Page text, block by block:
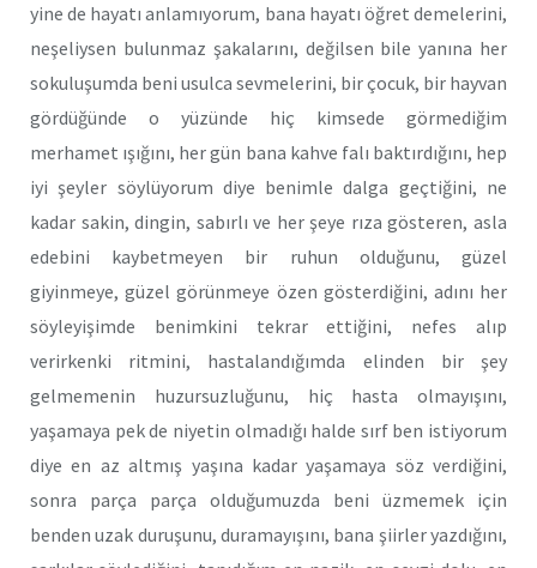
yine de hayatı anlamıyorum, bana hayatı öğret demelerini,
neşeliysen bulunmaz şakalarını, değilsen bile yanına her
sokuluşumda beni usulca sevmelerini, bir çocuk, bir hayvan
gördüğünde o yüzünde hiç kimsede görmediğim
merhamet ışığını, her gün bana kahve falı baktırdığını, hep
iyi şeyler söylüyorum diye benimle dalga geçtiğini, ne
kadar sakin, dingin, sabırlı ve her şeye rıza gösteren, asla
edebini kaybetmeyen bir ruhun olduğunu, güzel
giyinmeye, güzel görünmeye özen gösterdiğini, adını her
söyleyişimde benimkini tekrar ettiğini, nefes alıp
verirkenki ritmini, hastalandığımda elinden bir şey
gelmemenin huzursuzluğunu, hiç hasta olmayışını,
yaşamaya pek de niyetin olmadığı halde sırf ben istiyorum
diye en az altmış yaşına kadar yaşamaya söz verdiğini,
sonra parça parça olduğumuzda beni üzmemek için
benden uzak duruşunu, duramayışını, bana şiirler yazdığını,